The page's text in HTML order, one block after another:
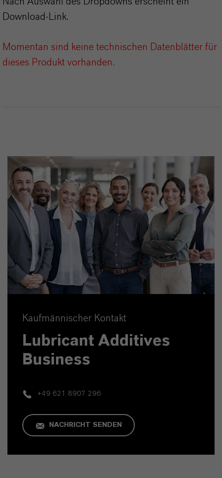
Download-Link.
Momentan sind keine technischen Datenblätter für
dieses Produkt vorhanden.
Kaufmännischer Kontakt
Lubricant Additives
Business
+49 621 8907 296
NACHRICHT SENDEN